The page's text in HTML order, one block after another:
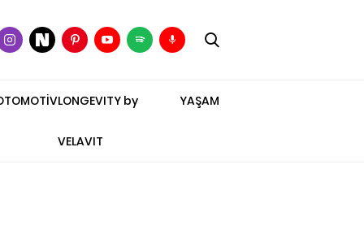
LONGEVITY by
VELAVIT
YAŞAM